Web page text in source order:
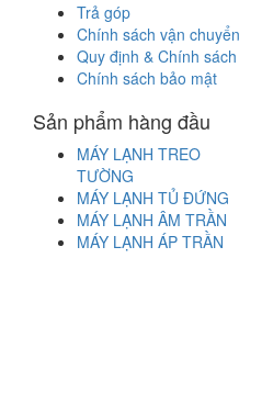
Trả góp
Chính sách vận chuyển
Quy định & Chính sách
Chính sách bảo mật
Sản phẩm hàng đầu
MÁY LẠNH TREO
TƯỜNG
MÁY LẠNH TỦ ĐỨNG
MÁY LẠNH ÂM TRẦN
MÁY LẠNH ÁP TRẦN